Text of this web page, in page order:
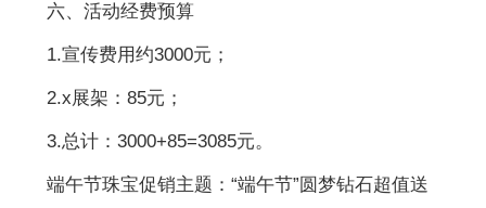
六、活动经费预算
1.宣传费用约3000元；
2.x展架：85元；
3.总计：3000+85=3085元。
端午节珠宝促销主题：“端午节”圆梦钻石超值送